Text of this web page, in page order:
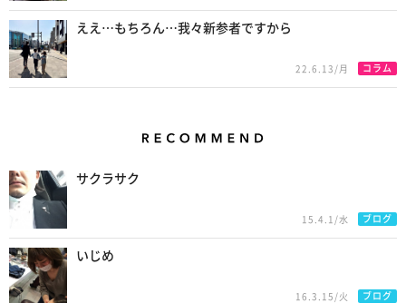
ええ…もちろん…我々新参者ですから
22.6.13/月 コラム
サクラサク
15.4.1/水 ブログ
いじめ
16.3.15/火 ブログ